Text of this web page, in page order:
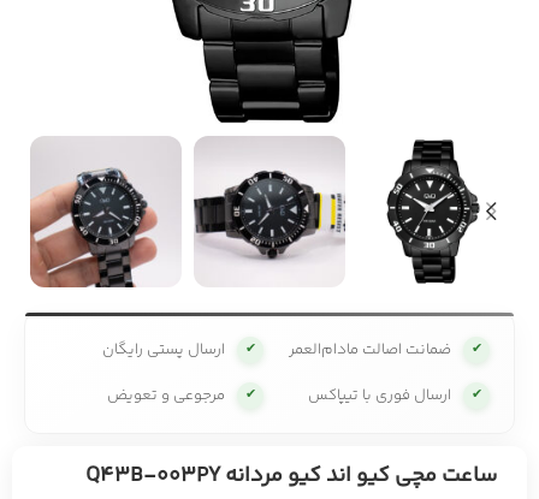
✔ ضمانت اصالت مادام‌العمر ✔ ارسال پستی رایگان
✔ ارسال فوری با تیپاکس ✔ مرجوعی و تعویض
ساعت مچی کیو اند کیو مردانه Q43B-003PY